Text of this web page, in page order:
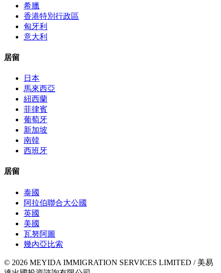
希臘
香港特別行政區
匈牙利
意大利
居留
日本
馬來西亞
紐西蘭
菲律賓
葡萄牙
新加坡
南韓
西班牙
居留
泰國
阿拉伯聯合大公國
英國
美國
瓦努阿圖
幾內亞比索
© 2026 MEYIDA IMMIGRATION SERVICES LIMITED / 美易